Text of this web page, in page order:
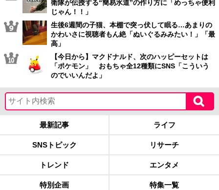
衛隊が伝授する“簡易水道”の作り方に「めっちゃ便利
じゃん！！」
生後6週間の子猫、本棚で突っ伏して眠る…あまりの
かわいさに視聴者もん絶「ぬいぐるみみたい！」「最
高」
【今日から】マクドナルド、次のハッピーセットは
「ポケモン」 おもちゃ全12種類にSNS「こういう
のでいいんだよ」
最新記事 ライフ
SNSトピック リサーチ
トレンド エンタメ
特別企画 特集一覧